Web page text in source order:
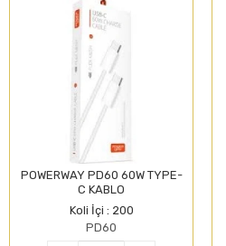
POWERWAY PD60 60W TYPE-
C KABLO
Koli İçi : 200
PD60